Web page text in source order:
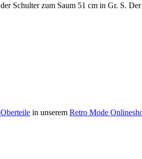
Schulter zum Saum 51 cm in Gr. S.
in unserem Retro Mode